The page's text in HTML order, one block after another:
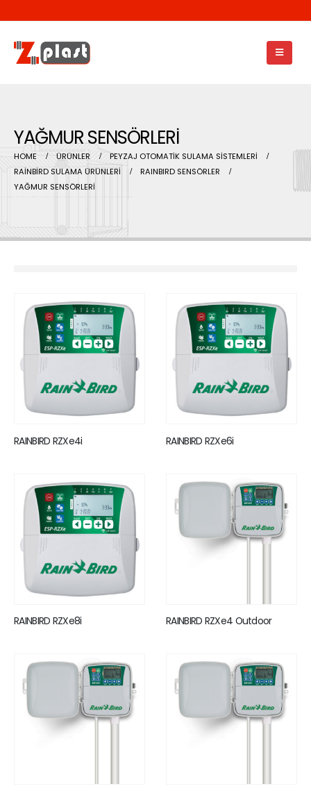
YAĞMUR SENSÖRLERİ
HOME ÜRÜNLER
PEYZAJ OTOMATİK SULAMA SİSTEMLERİ
RAİNBİRD SULAMA ÜRÜNLERİ
RAINBIRD SENSÖRLER
YAĞMUR SENSÖRLERİ
RAINBIRD RZXe4i RAINBIRD RZXe6i
RAINBIRD RZXe8i RAINBIRD RZXe4 Outdoor